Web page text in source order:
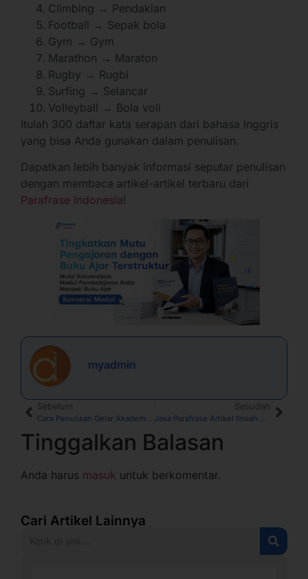
Climbing → Pendakian
Football → Sepak bola
Gym → Gym
Marathon → Maraton
Rugby → Rugbi
Surfing → Selancar
Volleyball → Bola voli
Itulah 300 daftar kata serapan dari bahasa Inggris
yang bisa Anda gunakan dalam penulisan.
Dapatkan lebih banyak informasi seputar penulisan
dengan membaca artikel-artikel terbaru dari
Parafrase Indonesia!
myadmin
Sebelum
Cara Penulisan Gelar Akademik yang Benar
Sesudah
Jasa Parafrase Artikel Ilmiah Menjadi Buku
Tinggalkan Balasan
Anda harus masuk untuk berkomentar.
Cari Artikel Lainnya